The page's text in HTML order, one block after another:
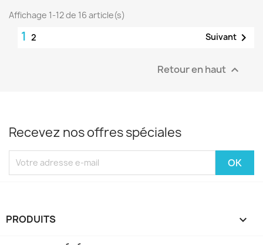
Affichage 1-12 de 16 article(s)
1 2 Suivant 
Retour en haut 
Recevez nos offres spéciales
PRODUITS 